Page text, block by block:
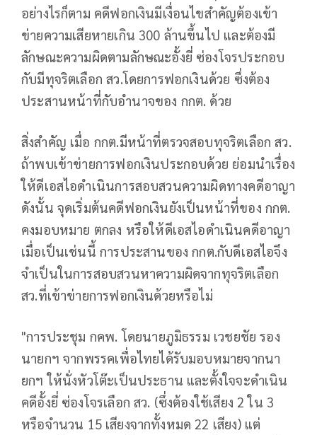
อย่างไรก็ตาม คดีฟอกเงินมีเงื่อนไขสำคัญต้องเข้า
ข่ายความเสียหายเกิน 300 ล้านขึ้นไป และต้องมี
ลักษณะความผิดตามลักษณะอั้งยี่ ซ่องโจรประกอบ
กับมีทุจริตเลือก สว.โดยการฟอกเงินด้วย ซึ่งต้อง
ประสานหน้าที่กับอำนาจของ กกต. ด้วย
สิ่งสำคัญ เมื่อ กกต.มีหน้าที่ตรวจสอบทุจริตเลือก สว.
ถ้าพบเข้าข่ายการฟอกเงินประกอบด้วย ย่อมนำเรื่อง
ให้ดีเอสไอดำเนินการสอบสวนความผิดทางคดีอาญา
ดังนั้น จุดเริ่มต้นคดีฟอกเงินยังเป็นหน้าที่ของ กกต.
คงมอบหมาย ตกลง หรือให้ดีเอสไอดำเนินคดีอาญา
เมื่อเป็นเช่นนี้ การประสานของ กกต.กับดีเอสไอจึง
จำเป็นในการสอบสวนหาความผิดจากทุจริตเลือก
สว.ที่เข้าข่ายการฟอกเงินด้วยหรือไม่
"การประชุม กคพ. โดยนายภูมิธรรม เวชยชัย รอง
นายกฯ จากพรรคเพื่อไทยได้รับมอบหมายจากนา
ยกฯ ให้นั่งหัวโต๊ะเป็นประธาน และตั้งใจจะดำเนิน
คดีอั้งยี่ ซ่องโจรเลือก สว. (ซึ่งต้องใช้เสียง 2 ใน 3
หรือจำนวน 15 เสียงจากทั้งหมด 22 เสียง) แต่